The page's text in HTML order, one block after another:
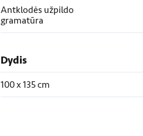
Antklodės užpildo
gramatūra
Dydis
100 x 135 cm